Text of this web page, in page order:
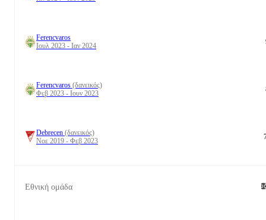
Ferencvaros
Ιουλ 2023 - Ιαν 2024
Ferencvaros (δανεικός)
Φεβ 2023 - Ιουν 2023
Debrecen (δανεικός)
Νοε 2019 - Φεβ 2023
Εθνική ομάδα